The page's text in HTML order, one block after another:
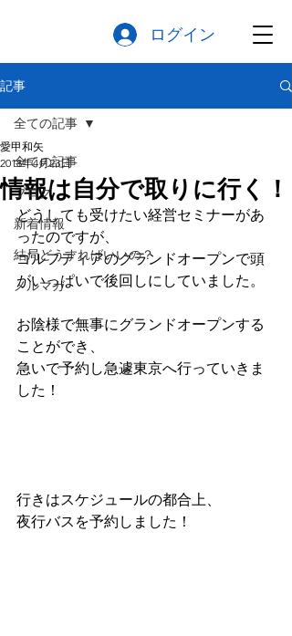
ログイン
記事
全ての記事
ブログ
新着情報
結局どうすればいいの？
メルマガ
全ての記事
情報は自分で取りに行く！
愛甲和矢
2018年4月23日
どうしても受けたい経営セミナーがあ
ったのですが、
ゴルフディアのグランドオープンで頭
がいっぱいで後回しにしていました。
お陰様で無事にグランドオープンする
ことができ、
急いで予約し急遽東京へ行っていきま
した！
行きはスケジュールの都合上、
夜行バスを予約しました！